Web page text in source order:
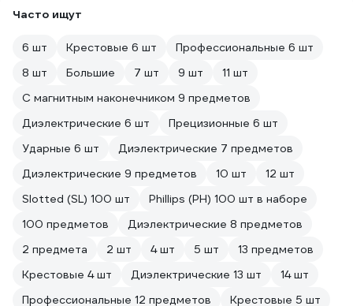
Часто ищут
6 шт Крестовые 6 шт
Профессиональные 6 шт
8 шт
Большие 7 шт 9 шт
11 шт
С магнитным наконечником 9 предметов
Диэлектрические 6 шт
Прецизионные 6 шт
Ударные 6 шт
Диэлектрические 7 предметов
Диэлектрические 9 предметов
10 шт
12 шт
Slotted (SL) 100 шт
Phillips (PH) 100 шт в наборе
100 предметов
Диэлектрические 8 предметов
2 предмета
2 шт 4 шт 5 шт
13 предметов
Крестовые 4 шт
Диэлектрические 13 шт
14 шт
Профессиональные 12 предметов
Крестовые 5 шт